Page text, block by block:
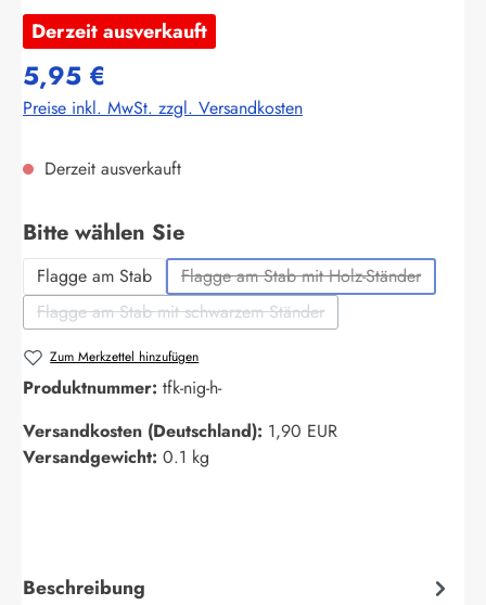
Derzeit ausverkauft
5,95 €
Preise inkl. MwSt. zzgl. Versandkosten
Derzeit ausverkauft
Bitte wählen Sieauswählen
Flagge am Stab Flagge am Stab mit Holz-Ständer
(Diese Option ist zurzeit
Flagge am Stab mit schwarzem Ständer
(Diese Option ist zurzeit nicht verfügbar.)
Zum Merkzettel hinzufügen
Produktnummer: tfk-nig-h-
Versandkosten (Deutschland): 1,90 EUR
Versandgewicht: 0.1 kg
Beschreibung